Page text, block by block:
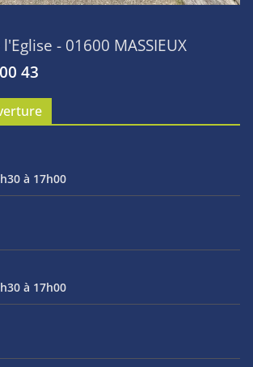
- 01600 MASSIEUX
43
à 17h00
à 17h00